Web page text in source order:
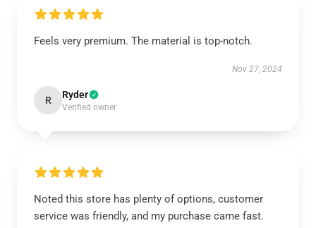
Feels very premium. The material is top-notch.
Nov 27, 2024
R Ryder
Verified owner
Noted this store has plenty of options, customer
service was friendly, and my purchase came fast.